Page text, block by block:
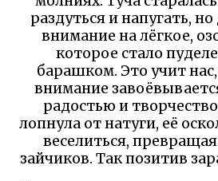
раздуться и напугать,
внимание на лёгкое,
которое стало
барашком. Это учит
внимание
радостью и
лопнула от натуги, её
веселиться,
зайчиков. Так позитив